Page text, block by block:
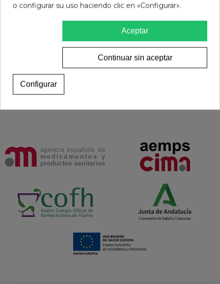
5,40 € 10,95 €
Añadir al carrito
o configurar su uso haciendo clic en «Configurar».
Aceptar
Continuar sin aceptar
Configurar